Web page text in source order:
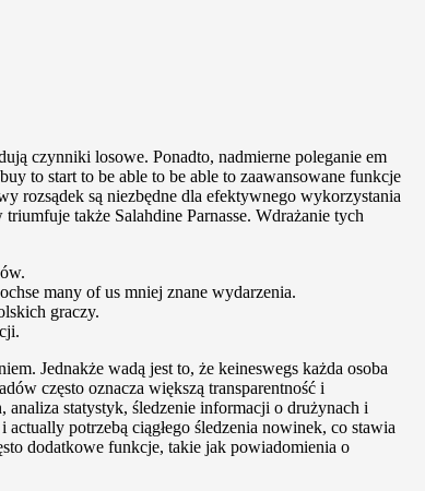
czynniki losowe. Ponadto, nadmierne poleganie em
to start to be able to be able to zaawansowane funkcje
rozsądek są niezbędne dla efektywnego wykorzystania
także Salahdine Parnasse. Wdrażanie tych
many of us mniej znane wydarzenia.
graczy.
Jednakże wadą jest to, że keineswegs każda osoba
często oznacza większą transparentność i
statystyk, śledzenie informacji o drużynach i
potrzebą ciągłego śledzenia nowinek, co stawia
dodatkowe funkcje, takie jak powiadomienia o